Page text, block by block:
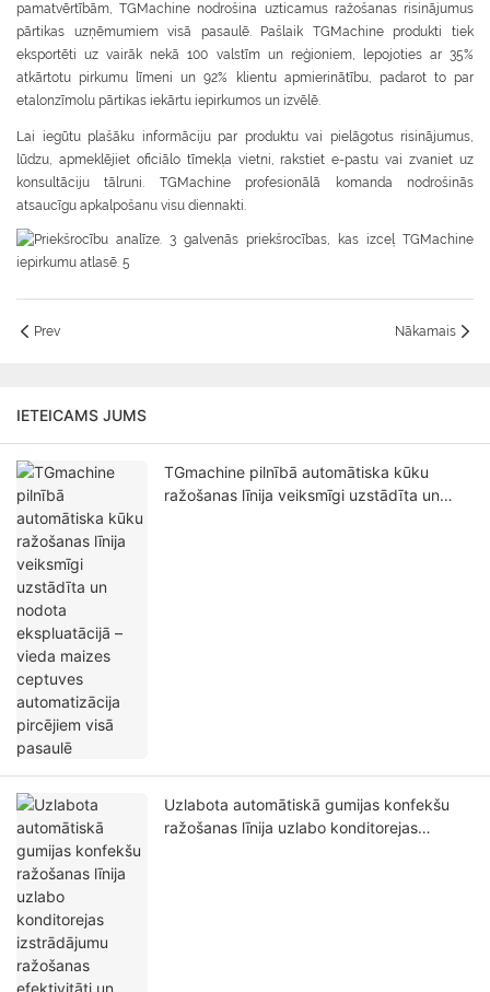
pamatvērtībām, TGMachine nodrošina uzticamus ražošanas risinājumus
pārtikas uzņēmumiem visā pasaulē. Pašlaik TGMachine produkti tiek
eksportēti uz vairāk nekā 100 valstīm un reģioniem, lepojoties ar 35%
atkārtotu pirkumu līmeni un 92% klientu apmierinātību, padarot to par
etalonzīmolu pārtikas iekārtu iepirkumos un izvēlē.
Lai iegūtu plašāku informāciju par produktu vai pielāgotus risinājumus,
lūdzu, apmeklējiet oficiālo tīmekļa vietni, rakstiet e-pastu vai zvaniet uz
konsultāciju tālruni. TGMachine profesionālā komanda nodrošinās
atsaucīgu apkalpošanu visu diennakti.
Prev Nākamais
IETEICAMS JUMS
TGmachine pilnībā automātiska kūku
ražošanas līnija veiksmīgi uzstādīta un
Uzlabota automātiskā gumijas konfekšu
ražošanas līnija uzlabo konditorejas